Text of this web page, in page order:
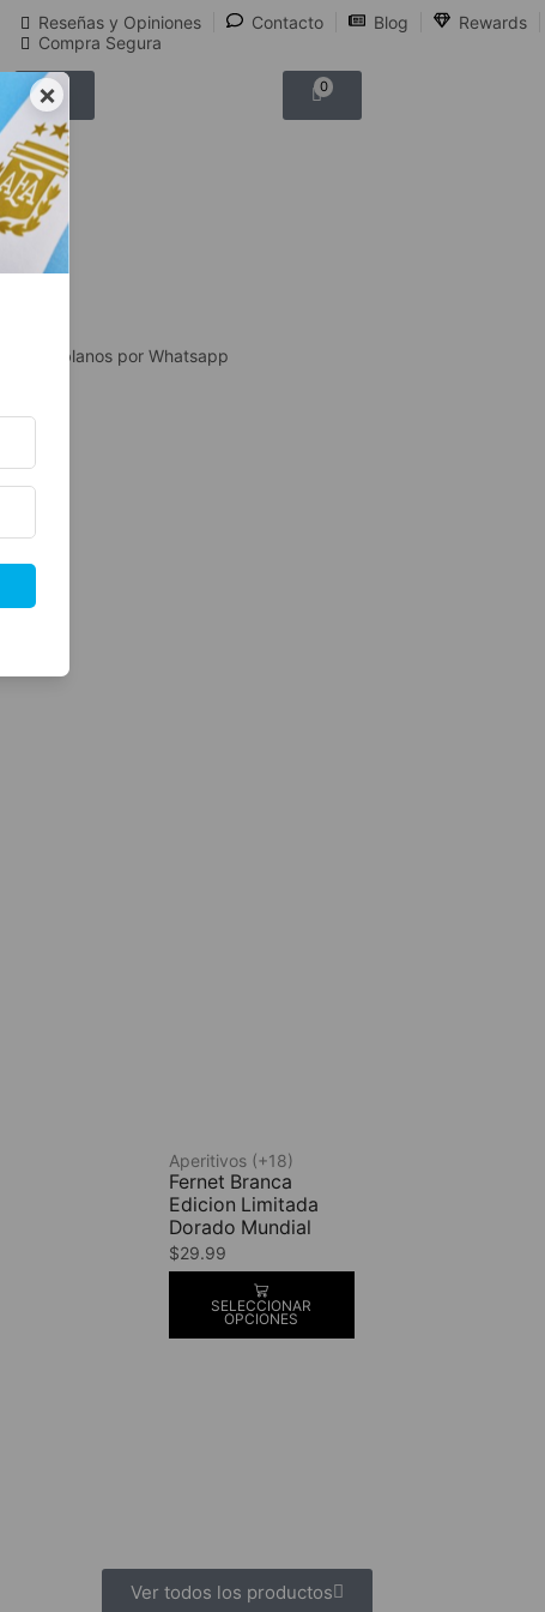
×
Reseñas y Opiniones Contacto Blog
Rewards
Compra Segura
0 0
Hablanos por Whatsapp
Aperitivos (+18)
Fernet Branca
Edicion Limitada
Dorado Mundial
$29.99
SELECCIONAR
OPCIONES
Ver todos los productos